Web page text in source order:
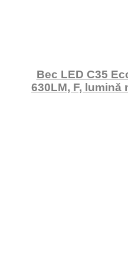
Bec LED C35
630LM, F, lumină